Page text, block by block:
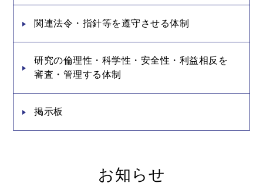
関連法令・指針等を遵守させる体制
研究の倫理性・科学性・安全性・利益相反を
審査・管理する体制
掲示板
お知らせ